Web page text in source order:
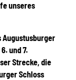
unseres
Augustusburger
und 7.
Strecke, die
Schloss